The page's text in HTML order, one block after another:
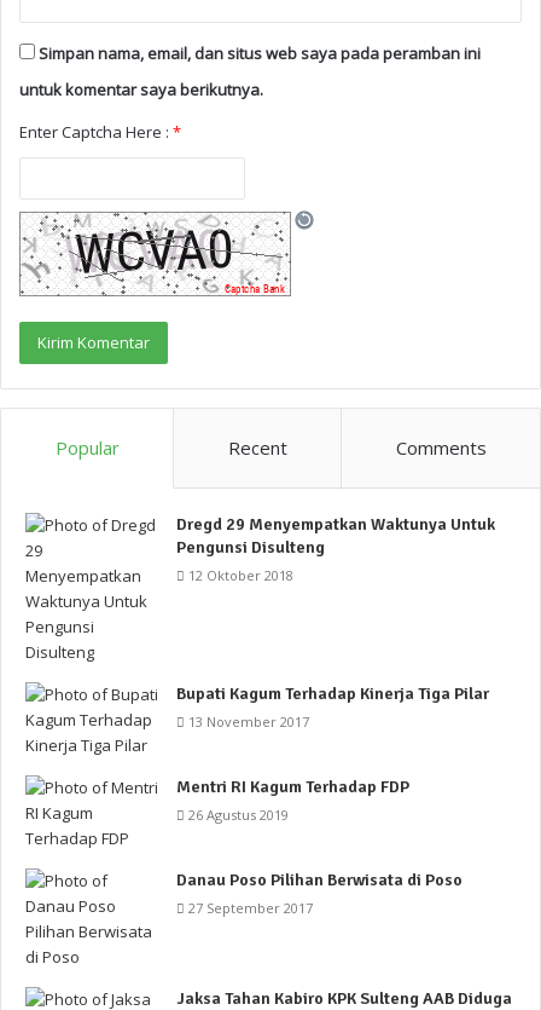
Simpan nama, email, dan situs web saya pada peramban ini
untuk komentar saya berikutnya.
Enter Captcha Here : *
Popular Recent Comments
Dregd 29 Menyempatkan Waktunya Untuk
Pengunsi Disulteng
12 Oktober 2018
Bupati Kagum Terhadap Kinerja Tiga Pilar
13 November 2017
Mentri RI Kagum Terhadap FDP
26 Agustus 2019
Danau Poso Pilihan Berwisata di Poso
27 September 2017
Jaksa Tahan Kabiro KPK Sulteng AAB Diduga